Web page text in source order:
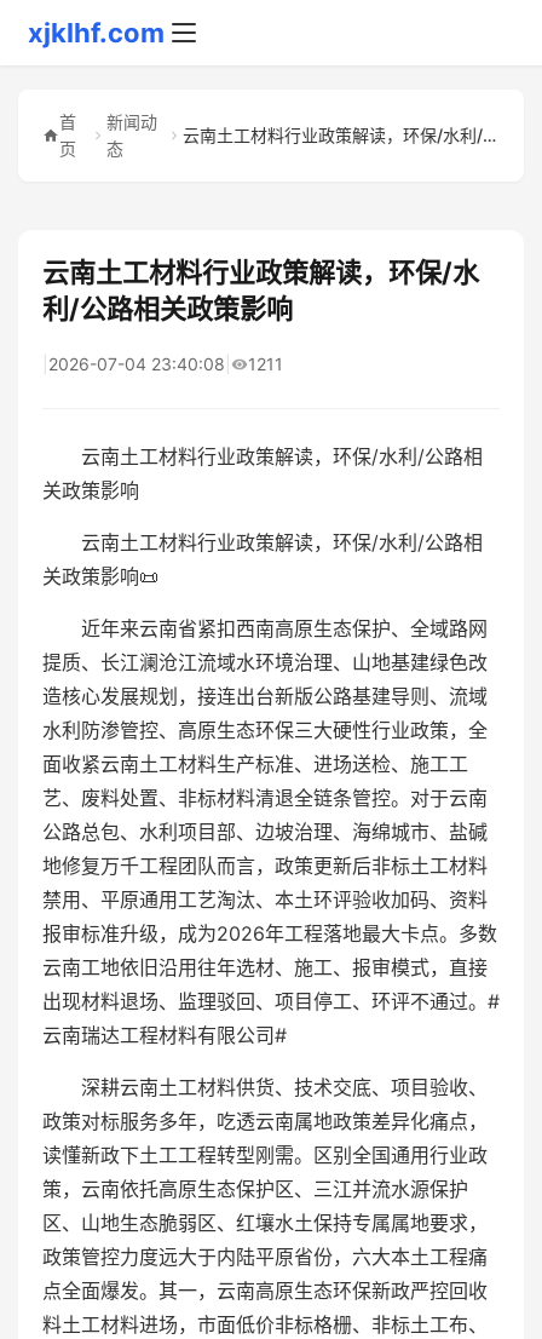
xjklhf.com
首
页
新闻动
态
云南土工材料行业政策解读，环保/水利/公路相关政策影响
云南土工材料行业政策解读，环保/水
利/公路相关政策影响
2026-07-04 23:40:08 1211
云南土工材料行业政策解读，环保/水利/公路相
关政策影响
云南土工材料行业政策解读，环保/水利/公路相
关政策影响📜
近年来云南省紧扣西南高原生态保护、全域路网
提质、长江澜沧江流域水环境治理、山地基建绿色改
造核心发展规划，接连出台新版公路基建导则、流域
水利防渗管控、高原生态环保三大硬性行业政策，全
面收紧云南土工材料生产标准、进场送检、施工工
艺、废料处置、非标材料清退全链条管控。对于云南
公路总包、水利项目部、边坡治理、海绵城市、盐碱
地修复万千工程团队而言，政策更新后非标土工材料
禁用、平原通用工艺淘汰、本土环评验收加码、资料
报审标准升级，成为2026年工程落地最大卡点。多数
云南工地依旧沿用往年选材、施工、报审模式，直接
出现材料退场、监理驳回、项目停工、环评不通过。#
云南瑞达工程材料有限公司#
深耕云南土工材料供货、技术交底、项目验收、
政策对标服务多年，吃透云南属地政策差异化痛点，
读懂新政下土工工程转型刚需。区别全国通用行业政
策，云南依托高原生态保护区、三江并流水源保护
区、山地生态脆弱区、红壤水土保持专属属地要求，
政策管控力度远大于内陆平原省份，六大本土工程痛
点全面爆发。其一，云南高原生态环保新政严控回收
料土工材料进场，市面低价非标格栅、非标土工布、